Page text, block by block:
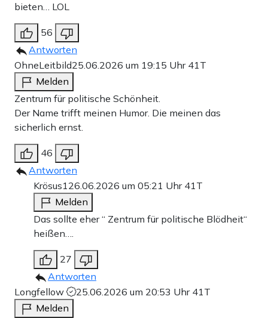
bieten… LOL
56
Antworten
OhneLeitbild25.06.2026 um 19:15 Uhr 41T
Melden
Zentrum für politische Schönheit.
Der Name trifft meinen Humor. Die meinen das
sicherlich ernst.
46
Antworten
Krösus126.06.2026 um 05:21 Uhr 41T
Melden
Das sollte eher “ Zentrum für politische Blödheit“
heißen….
27
Antworten
Longfellow
25.06.2026 um 20:53 Uhr 41T
Melden